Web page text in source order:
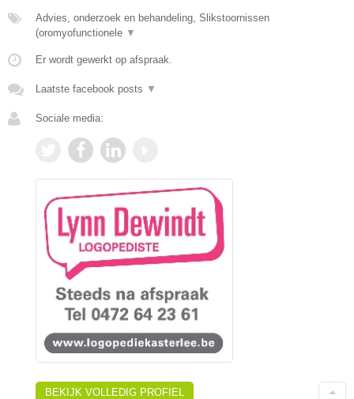
Advies, onderzoek en behandeling, Slikstoornissen
(oromyofunctionele ▼
Er wordt gewerkt op afspraak.
Laatste facebook posts ▼
Sociale media:
BEKIJK VOLLEDIG PROFIEL